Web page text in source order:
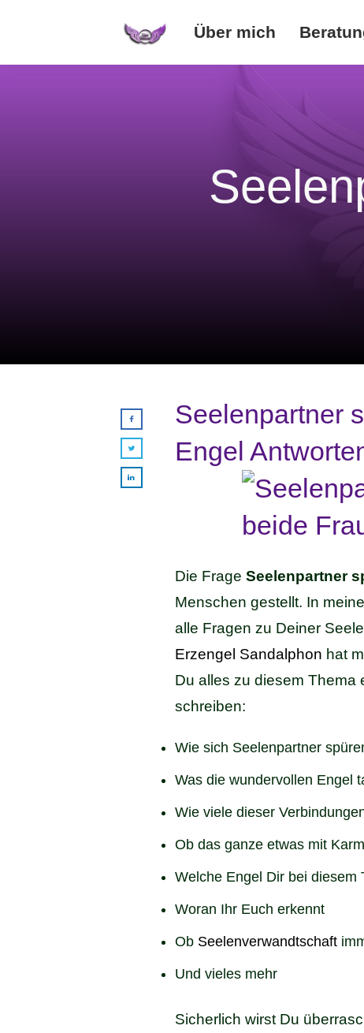
Über mich
Seelenpartner
Engel
Die Frage Seelenpartner
Menschen gestellt. In
alle Fragen zu Deiner
Erzengel Sandalphon hat
Du alles zu diesem Thema
schreiben:
Wie sich Seelenpartner
Was die wundervollen Engel
Wie viele dieser
Ob das ganze etwas mit
Welche Engel Dir bei diesem
Woran Ihr Euch erkennt
Ob Seelenverwandtschaft
Und vieles mehr
Sicherlich wirst Du